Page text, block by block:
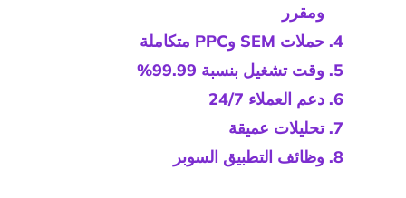
ومقرر
حملات SEM وPPC متكاملة
وقت تشغيل بنسبة 99.99%
دعم العملاء 24/7
تحليلات عميقة
وظائف التطبيق السوبر